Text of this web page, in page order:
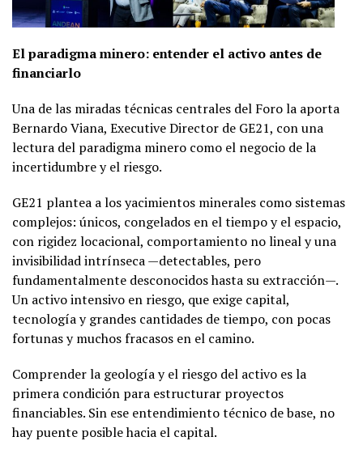
El paradigma minero: entender el activo antes de
financiarlo
Una de las miradas técnicas centrales del Foro la aporta
Bernardo Viana, Executive Director de GE21, con una
lectura del paradigma minero como el negocio de la
incertidumbre y el riesgo.
GE21 plantea a los yacimientos minerales como sistemas
complejos: únicos, congelados en el tiempo y el espacio,
con rigidez locacional, comportamiento no lineal y una
invisibilidad intrínseca —detectables, pero
fundamentalmente desconocidos hasta su extracción—.
Un activo intensivo en riesgo, que exige capital,
tecnología y grandes cantidades de tiempo, con pocas
fortunas y muchos fracasos en el camino.
Comprender la geología y el riesgo del activo es la
primera condición para estructurar proyectos
financiables. Sin ese entendimiento técnico de base, no
hay puente posible hacia el capital.